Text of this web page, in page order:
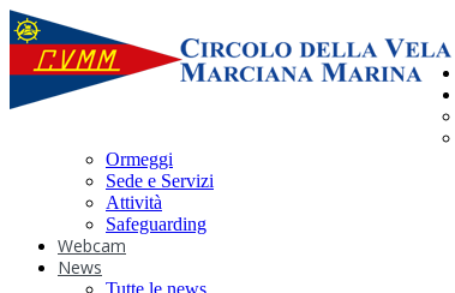
Ormeggi
Sede e Servizi
Attività
Safeguarding
Webcam
News
Tutte le news